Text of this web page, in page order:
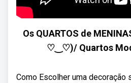
Os QUARTOS de
♡‿♡)/ Quartos
Como Escolher uma